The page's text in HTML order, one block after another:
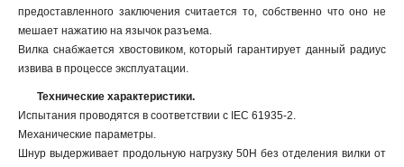
предоставленного заключения считается то, собственно что оно не
мешает нажатию на язычок разъема.
Вилка снабжается хвостовиком, который гарантирует данный радиус
извива в процессе эксплуатации.
Технические характеристики.
Испытания проводятся в соответствии с IEC 61935-2.
Механические параметры.
Шнур выдерживает продольную нагрузку 50Н без отделения вилки от